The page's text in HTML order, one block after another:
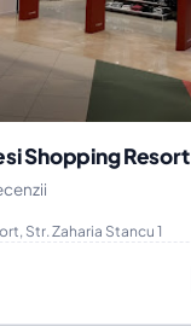
Shopping Resort
Str. Zaharia Stancu 1